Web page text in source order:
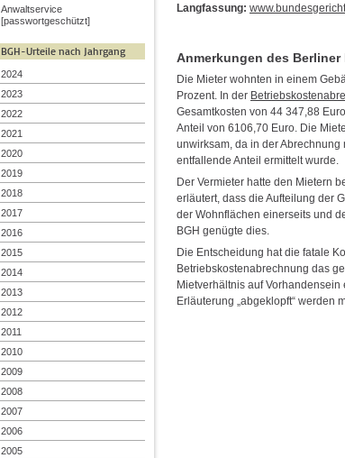
Langfassung:
Anmerkungen des Berliner
Die Mieter wohnten in einem
Prozent. In der
Gesamtkosten von 44 347,88
Anteil von 6106,70 Euro. Die
unwirksam, da in der
entfallende Anteil ermittelt wurde.
Der Vermieter hatte den Mietern
erläutert, dass die Aufteilung der
der Wohnflächen einerseits und
BGH genügte dies.
Die Entscheidung hat die fatale
Betriebskostenabrechnung das
Mietverhältnis auf
Erläuterung „abgeklopft“ werden
Anwaltservice
[passwortgeschützt]
BGH-Urteile nach Jahrgang
2024
2023
2022
2021
2020
2019
2018
2017
2016
2015
2014
2013
2012
2011
2010
2009
2008
2007
2006
2005